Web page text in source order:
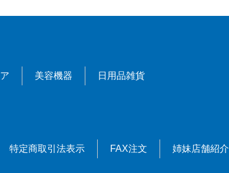
美容機器 日用品雑貨
特定商取引法表示 FAX注文 姉妹店舗紹介